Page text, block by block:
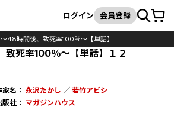
検索
ログイン 会員登録カート
48時間後、致死率100％～【単話】
致死率100％～【単話】１２
家名： 永沢たかし ／ 若竹アビシ
版社： マガジンハウス